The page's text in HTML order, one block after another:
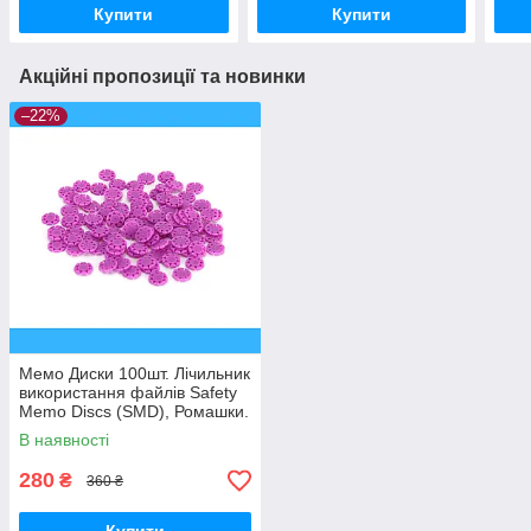
Купити Купити
Акційні пропозиції та новинки
–22%
Мемо Диски 100шт. Лічильник
використання файлів Safety
Memo Discs (SMD), Ромашки.
Рожеві
В наявності
280 ₴ 360 ₴